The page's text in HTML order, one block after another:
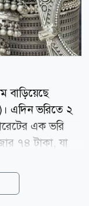
বাড়িয়েছে
এদিন ভরিতে ২
এক ভরি
৭৪ টাকা, যা
নির্ধারিত
জানিয়েছে,